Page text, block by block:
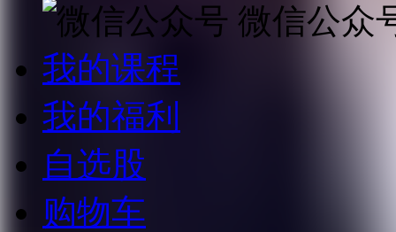
微信公众
我的课程
我的福利
自选股
购物车